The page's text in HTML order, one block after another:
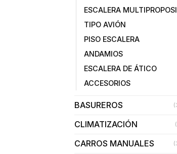
ESCALERA
TIPO AVIÓN
PISO ESCALERA
ANDAMIOS
ESCALERA DE ÁTICO
ACCESORIOS
BASUREROS
CLIMATIZACIÓN
CARROS MANUALES